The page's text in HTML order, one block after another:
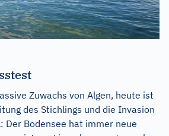
Zuwachs von Algen, heute ist
des Stichlings und die Invasion
Der Bodensee hat immer neue